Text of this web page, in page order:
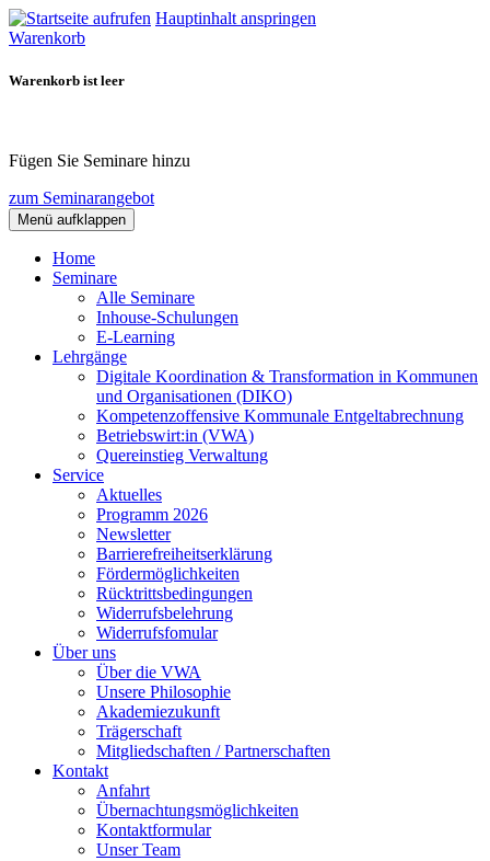
Hauptinhalt anspringen
Warenkorb
Warenkorb ist leer
Fügen Sie Seminare hinzu
zum Seminarangebot
Menü aufklappen
Home
Seminare
Alle Seminare
Inhouse-Schulungen
E-Learning
Lehrgänge
Digitale Koordination & Transformation in Kommunen
und Organisationen (DIKO)
Kompetenzoffensive Kommunale Entgeltabrechnung
Betriebswirt:in (VWA)
Quereinstieg Verwaltung
Service
Aktuelles
Programm 2026
Newsletter
Barrierefreiheitserklärung
Fördermöglichkeiten
Rücktrittsbedingungen
Widerrufsbelehrung
Widerrufsfomular
Über uns
Über die VWA
Unsere Philosophie
Akademiezukunft
Trägerschaft
Mitgliedschaften / Partnerschaften
Kontakt
Anfahrt
Übernachtungsmöglichkeiten
Kontaktformular
Unser Team